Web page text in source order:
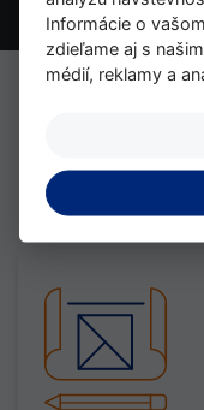
služby
Informácie o
zdieľame aj s
médií, reklamy a